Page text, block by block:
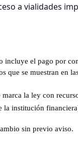
a vialidades
incluye el pago por
que se muestran en
marca la ley con
la institución
sin previo aviso.